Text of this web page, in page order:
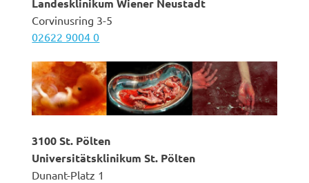
Corvinusring 3-5
02622 9004 0
3100 St. Pölten
Universitätsklinikum St. Pölten
Dunant-Platz 1